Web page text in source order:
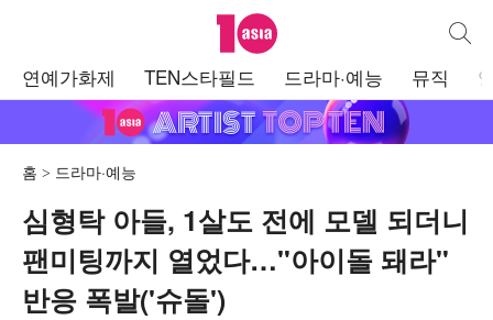
텐아시아 통합
연예가화제 TEN스타필드 드라마·예능 뮤직
홈 드라마·예능
심형탁 아들, 1살도 전에 모델 되더니
팬미팅까지 열었다…"아이돌 돼라"
반응 폭발('슈돌')